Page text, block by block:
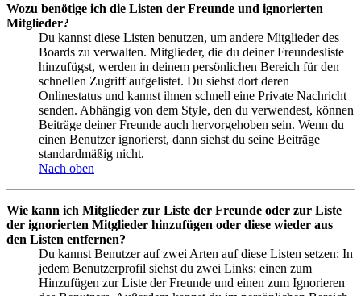
Wozu benötige ich die Listen der Freunde und ignorierten
Mitglieder?
Du kannst diese Listen benutzen, um andere Mitglieder des
Boards zu verwalten. Mitglieder, die du deiner Freundesliste
hinzufügst, werden in deinem persönlichen Bereich für den
schnellen Zugriff aufgelistet. Du siehst dort deren
Onlinestatus und kannst ihnen schnell eine Private Nachricht
senden. Abhängig von dem Style, den du verwendest, können
Beiträge deiner Freunde auch hervorgehoben sein. Wenn du
einen Benutzer ignorierst, dann siehst du seine Beiträge
standardmäßig nicht.
Nach oben
Wie kann ich Mitglieder zur Liste der Freunde oder zur Liste
der ignorierten Mitglieder hinzufügen oder diese wieder aus
den Listen entfernen?
Du kannst Benutzer auf zwei Arten auf diese Listen setzen: In
jedem Benutzerprofil siehst du zwei Links: einen zum
Hinzufügen zur Liste der Freunde und einen zum Ignorieren